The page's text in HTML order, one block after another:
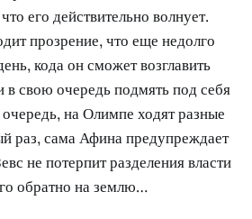
его действительно волнует.
прозрение, что еще недолго
кода он сможет возглавить
в свою очередь подмять под себя
на Олимпе ходят разные
раз, сама Афина предупреждает
не потерпит разделения власти
обратно на землю…